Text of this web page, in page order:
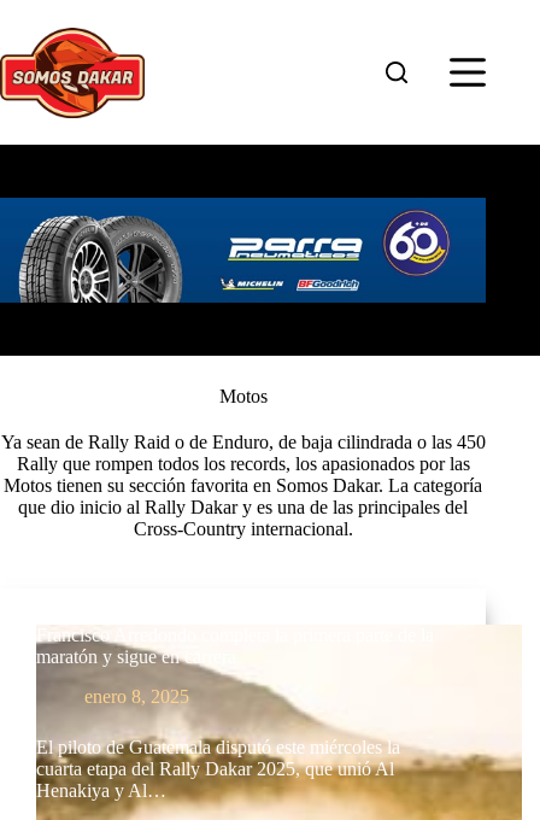
contenido
Motos
Ya sean de Rally Raid o de Enduro, de baja cilindrada o las 450
Rally que rompen todos los records, los apasionados por las
Motos tienen su sección favorita en Somos Dakar. La categoría
que dio inicio al Rally Dakar y es una de las principales del
Cross-Country internacional.
Francisco Arredondo completa la primera parte de la
maratón y sigue en carrera
enero 8, 2025
El piloto de Guatemala disputó este miércoles la
cuarta etapa del Rally Dakar 2025, que unió Al
Henakiya y Al…